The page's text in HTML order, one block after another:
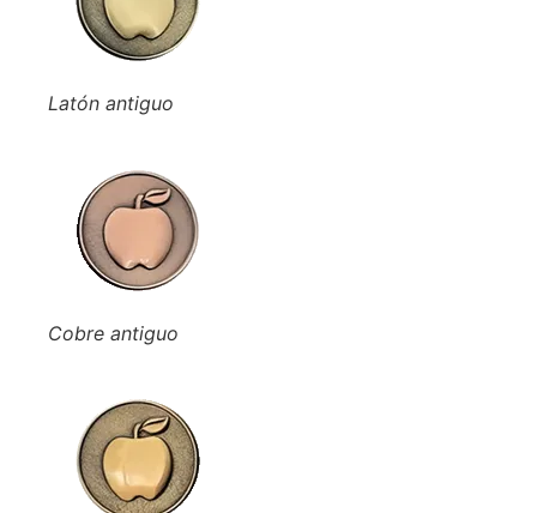
Latón antiguo
Cobre antiguo